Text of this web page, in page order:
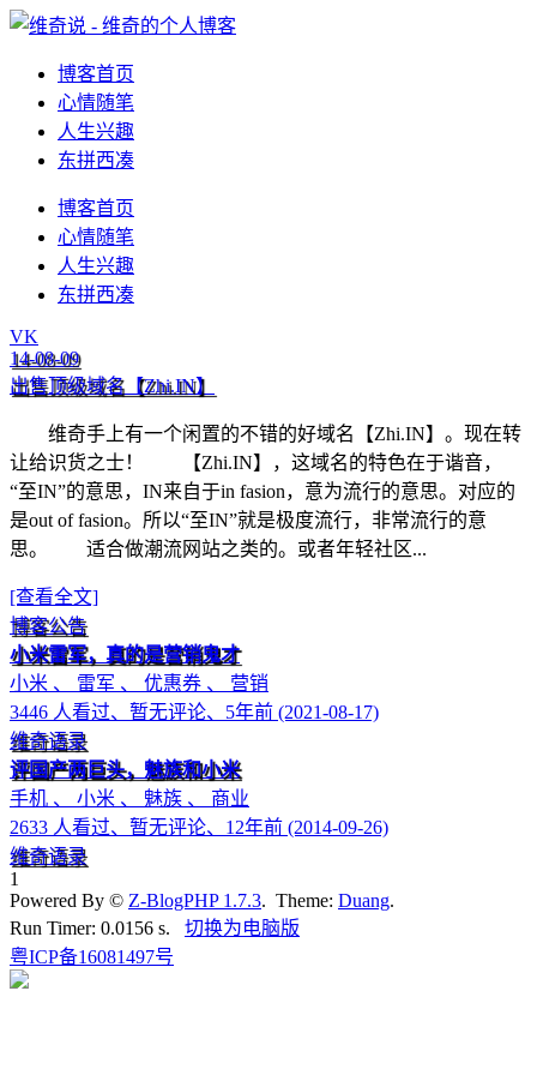
博客首页
心情随笔
人生兴趣
东拼西凑
博客首页
心情随笔
人生兴趣
东拼西凑
VK
14-08-09
出售顶级域名【Zhi.IN】
维奇手上有一个闲置的不错的好域名【Zhi.IN】。现在转
让给识货之士！ 【Zhi.IN】，这域名的特色在于谐音，
“至IN”的意思，IN来自于in fasion，意为流行的意思。对应的
是out of fasion。所以“至IN”就是极度流行，非常流行的意
思。 适合做潮流网站之类的。或者年轻社区...
[查看全文]
博客公告
小米雷军，真的是营销鬼才
小米 、 雷军 、 优惠券 、 营销
3446 人看过、暂无评论、5年前 (2021-08-17)
维奇语录
评国产两巨头，魅族和小米
手机 、 小米 、 魅族 、 商业
2633 人看过、暂无评论、12年前 (2014-09-26)
维奇语录
1
Powered By © Z-BlogPHP 1.7.3. Theme: Duang.
Run Timer: 0.0156 s. 切换为电脑版
粤ICP备16081497号